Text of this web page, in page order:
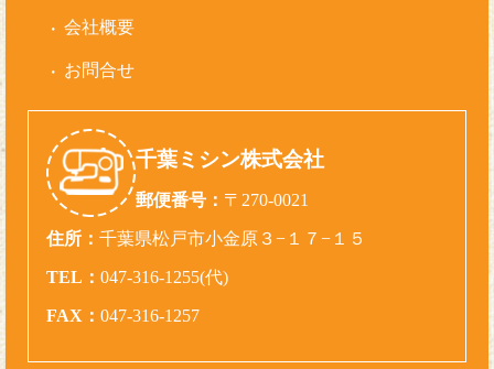
会社概要
お問合せ
千葉ミシン株式会社
郵便番号： 〒270-0021
住所： 千葉県松戸市小金原３−１７−１５
TEL： 047-316-1255(代)
FAX： 047-316-1257